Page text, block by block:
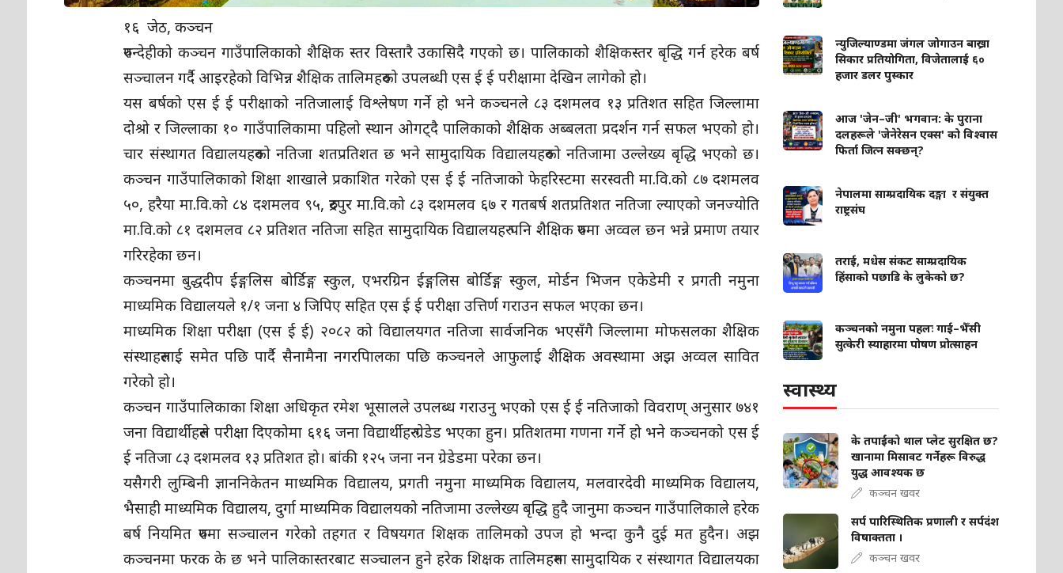
१६ जेठ, कञ्चन
रुपन्देहीको कञ्चन गाउँपालिकाको शैक्षिक स्तर विस्तारै उकासिदै गएको छ। पालिकाको शैक्षिकस्तर बृद्धि गर्न हरेक बर्ष
सञ्चालन गर्दै आइरहेको विभिन्न शैक्षिक तालिमहरुको उपलब्धी एस ई ई परीक्षामा देखिन लागेको हो।
यस बर्षको एस ई ई परीक्षाको नतिजालाई विश्लेषण गर्ने हो भने कञ्चनले ८३ दशमलव १३ प्रतिशत सहित जिल्लामा
दोश्रो र जिल्लाका १० गाउँपालिकामा पहिलो स्थान ओगट्दै पालिकाको शैक्षिक अब्बलता प्रदर्शन गर्न सफल भएको हो।
चार संस्थागत विद्यालयहरुको नतिजा शतप्रतिशत छ भने सामुदायिक विद्यालयहरुको नतिजामा उल्लेख्य बृद्धि भएको छ।
कञ्चन गाउँपालिकाको शिक्षा शाखाले प्रकाशित गरेको एस ई ई नतिजाको फेहरिस्टमा सरस्वती मा.वि.को ८७ दशमलव
५०, हरैया मा.वि.को ८४ दशमलव ९५, रुद्रपुर मा.वि.को ८३ दशमलव ६७ र गतबर्ष शतप्रतिशत नतिजा ल्याएको जनज्योति
मा.वि.को ८१ दशमलव ८२ प्रतिशत नतिजा सहित सामुदायिक विद्यालयहरु पनि शैक्षिक रुपमा अव्वल छन भन्ने प्रमाण तयार
गरिरहेका छन।
कञ्चनमा बुद्धदीप ईङ्गलिस बोर्डिङ्ग स्कुल, एभरग्रिन ईङ्गलिस बोर्डिङ्ग स्कुल, मोर्डन भिजन एकेडेमी र प्रगती नमुना
माध्यमिक विद्यालयले १/१ जना ४ जिपिए सहित एस ई ई परीक्षा उत्तिर्ण गराउन सफल भएका छन।
माध्यमिक शिक्षा परीक्षा (एस ई ई) २०८२ को विद्यालयगत नतिजा सार्वजनिक भएसँगै जिल्लामा मोफसलका शैक्षिक
संस्थाहरुलाई समेत पछि पार्दै सैनामैना नगरपािलका पछि कञ्चनले आफुलाई शैक्षिक अवस्थामा अझ अव्वल सावित
गरेको हो।
कञ्चन गाउँपालिकाका शिक्षा अधिकृत रमेश भूसालले उपलब्ध गराउनु भएको एस ई ई नतिजाको विवराण् अनुसार ७४१
जना विद्यार्थीहरुले परीक्षा दिएकोमा ६१६ जना विद्यार्थीहरु ग्रेडेड भएका हुन। प्रतिशतमा गणना गर्ने हो भने कञ्चनको एस ई
ई नतिजा ८३ दशमलव १३ प्रतिशत हो। बांकी १२५ जना नन ग्रेडेडमा परेका छन।
यसैगरी लुम्बिनी ज्ञाननिकेतन माध्यमिक विद्यालय, प्रगती नमुना माध्यमिक विद्यालय, मलवारदेवी माध्यमिक विद्यालय,
भैसाही माध्यमिक विद्यालय, दुर्गा माध्यमिक विद्यालयको नतिजामा उल्लेख्य बृद्धि हुदै जानुमा कञ्चन गाउँपालिकाले हरेक
बर्ष नियमित रुपमा सञ्चालन गरेको तहगत र विषयगत शिक्षक तालिमको उपज हो भन्दा कुनै दुई मत हुदैन। अझ
कञ्चनमा फरक के छ भने पालिकास्तरबाट सञ्चालन हुने हरेक शिक्षक तालिमहरुमा सामुदायिक र संस्थागत विद्यालयका
न्युजिल्याण्डमा जंगल जोगाउन बाख्रा
सिकार प्रतियोगिता, विजेतालाई ६०
हजार डलर पुस्कार
आज 'जेन–जी' भगवान: के पुराना
दलहरूले 'जेनेरेसन एक्स' को विश्वास
फिर्ता जित्न सक्छन्?
नेपालमा साम्प्रदायिक दङ्गा र संयुक्त
राष्ट्रसंघ
तराई, मधेस संकट साम्प्रदायिक
हिंसाको पछाडि के लुकेको छ?
कञ्चनको नमुना पहलः गाई–भैँसी
सुत्केरी स्याहारमा पोषण प्रोत्साहन
स्वास्थ्य
के तपाईंको थाल प्लेट सुरक्षित छ?
खानामा मिसावट गर्नेहरू विरुद्ध
युद्ध आवश्यक छ
कञ्चन खवर
सर्प पारिस्थितिक प्रणाली र सर्पदंश
विषाक्तता ।
कञ्चन खवर